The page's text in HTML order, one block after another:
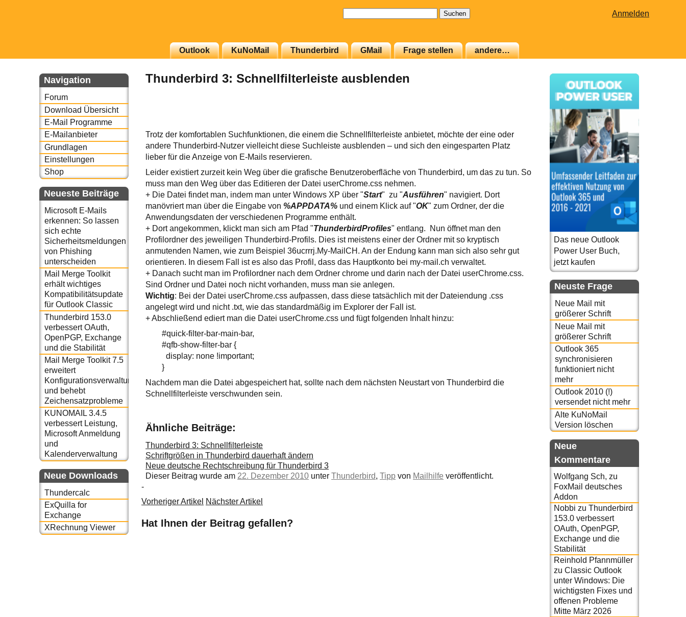
Anmelden
Outlook KuNoMail Thunderbird GMail Frage stellen andere…
Navigation
Forum
Download Übersicht
E-Mail Programme
E-Mailanbieter
Grundlagen
Einstellungen
Shop
Neueste Beiträge
Microsoft E-Mails
erkennen: So lassen
sich echte
Sicherheitsmeldungen
von Phishing
unterscheiden
Mail Merge Toolkit
erhält wichtiges
Kompatibilitätsupdate
für Outlook Classic
Thunderbird 153.0
verbessert OAuth,
OpenPGP, Exchange
und die Stabilität
Mail Merge Toolkit 7.5
erweitert
Konfigurationsverwaltung
und behebt
Zeichensatzprobleme
KUNOMAIL 3.4.5
verbessert Leistung,
Microsoft Anmeldung
und
Kalenderverwaltung
Neue Downloads
Thundercalc
ExQuilla for
Exchange
XRechnung Viewer
Thunderbird 3: Schnellfilterleiste ausblenden
Trotz der komfortablen Suchfunktionen, die einem die Schnellfilterleiste anbietet, möchte der eine oder
andere Thunderbird-Nutzer vielleicht diese Suchleiste ausblenden – und sich den eingesparten Platz
lieber für die Anzeige von E-Mails reservieren.
Leider existiert zurzeit kein Weg über die grafische Benutzeroberfläche von Thunderbird, um das zu tun. So
muss man den Weg über das Editieren der Datei userChrome.css nehmen.
+ Die Datei findet man, indem man unter Windows XP über "Start" zu "Ausführen" navigiert. Dort
manövriert man über die Eingabe von %APPDATA% und einem Klick auf "OK" zum Ordner, der die
Anwendungsdaten der verschiedenen Programme enthält.
+ Dort angekommen, klickt man sich am Pfad "ThunderbirdProfiles" entlang. Nun öffnet man den
Profilordner des jeweiligen Thunderbird-Profils. Dies ist meistens einer der Ordner mit so kryptisch
anmutenden Namen, wie zum Beispiel 36ucrrrj.My-MailCH. An der Endung kann man sich also sehr gut
orientieren. In diesem Fall ist es also das Profil, dass das Hauptkonto bei my-mail.ch verwaltet.
+ Danach sucht man im Profilordner nach dem Ordner chrome und darin nach der Datei userChrome.css.
Sind Ordner und Datei noch nicht vorhanden, muss man sie anlegen.
Wichtig: Bei der Datei userChrome.css aufpassen, dass diese tatsächlich mit der Dateiendung .css
angelegt wird und nicht .txt, wie das standardmäßig im Explorer der Fall ist.
+ Abschließend ediert man die Datei userChrome.css und fügt folgenden Inhalt hinzu:
#quick-filter-bar-main-bar,
#qfb-show-filter-bar {
display: none !important;
}
Nachdem man die Datei abgespeichert hat, sollte nach dem nächsten Neustart von Thunderbird die
Schnellfilterleiste verschwunden sein.
Ähnliche Beiträge:
Thunderbird 3: Schnellfilterleiste
Schriftgrößen in Thunderbird dauerhaft ändern
Neue deutsche Rechtschreibung für Thunderbird 3
Dieser Beitrag wurde am 22. Dezember 2010 unterThunderbird,Tipp von Mailhilfe veröffentlicht.
-
Vorheriger Artikel Nächster Artikel
Hat Ihnen der Beitrag gefallen?
Das neue Outlook
Power User Buch,
jetzt kaufen
Neuste Frage
Neue Mail mit
größerer Schrift
Neue Mail mit
größerer Schrift
Outlook 365
synchronisieren
funktioniert nicht
mehr
Outlook 2010 (!)
versendet nicht mehr
Alte KuNoMail
Version löschen
Neue
Kommentare
Wolfgang Sch, zu
FoxMail deutsches
Addon
Nobbi zu Thunderbird
153.0 verbessert
OAuth, OpenPGP,
Exchange und die
Stabilität
Reinhold Pfannmüller
zu Classic Outlook
unter Windows: Die
wichtigsten Fixes und
offenen Probleme
Mitte März 2026
Newsletter
Email für Sie
oder auch